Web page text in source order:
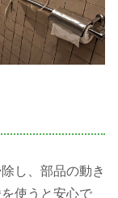
し、部品の動き
使うと安心で